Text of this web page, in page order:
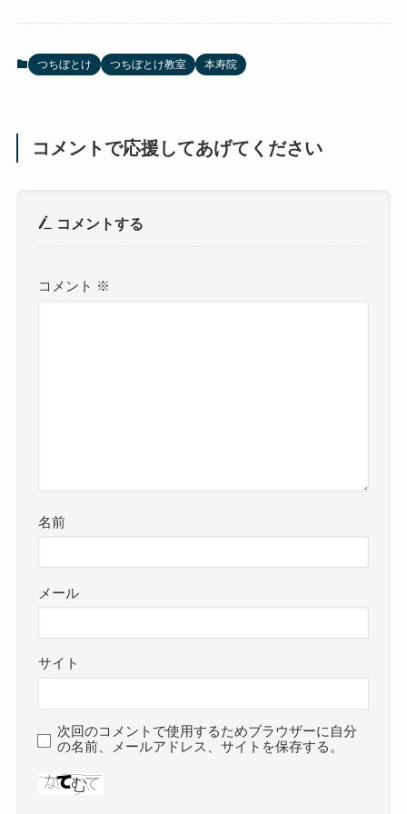
つちぼとけ つちぼとけ教室 本寿院
コメントで応援してあげてください
コメントする
コメント ※
名前
メール
サイト
次回のコメントで使用するためブラウザーに自分
の名前、メールアドレス、サイトを保存する。